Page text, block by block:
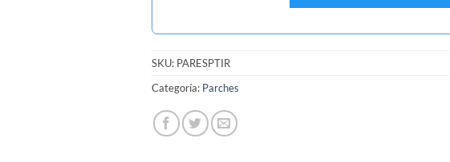
SKU: PARESPTIR
Categoría: Parches